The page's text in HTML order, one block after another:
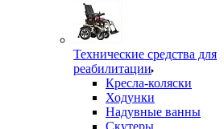
Технические средства для
реабилитации
Кресла-коляски
Ходунки
Надувные ванны
Скутеры